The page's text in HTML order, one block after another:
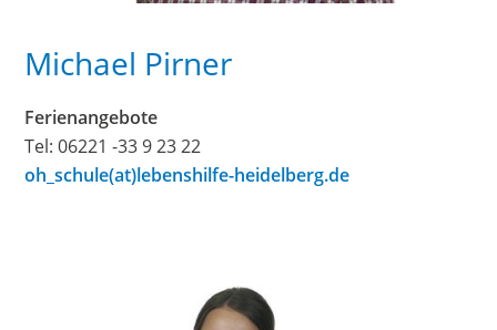
Michael Pirner
Ferienangebote
Tel: 06221 -33 9 23 22
oh_schule(at)lebenshilfe-heidelberg.de